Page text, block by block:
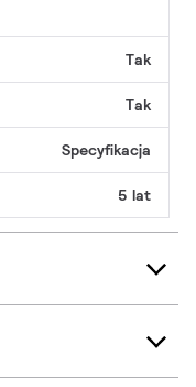
Tak
Tak
Specyfikacja
5 lat